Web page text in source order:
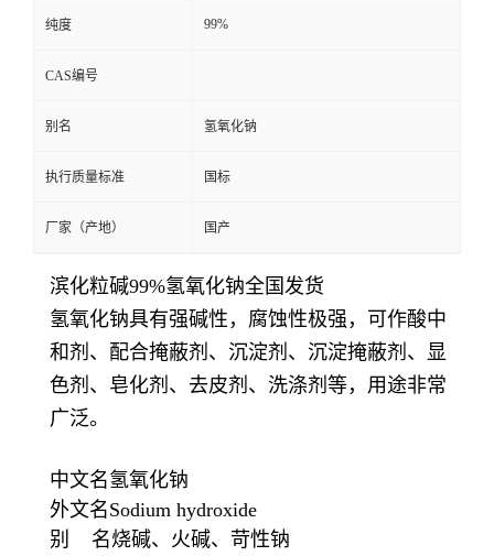
纯度 99%
CAS编号
别名 氢氧化钠
执行质量标准 国标
厂家（产地） 国产
滨化粒碱99%氢氧化钠全国发货
氢氧化钠具有强碱性，腐蚀性极强，可作酸中
和剂、配合掩蔽剂、沉淀剂、沉淀掩蔽剂、显
色剂、皂化剂、去皮剂、洗涤剂等，用途非常
广泛。
中文名氢氧化钠
外文名Sodium hydroxide
别 名烧碱、火碱、苛性钠